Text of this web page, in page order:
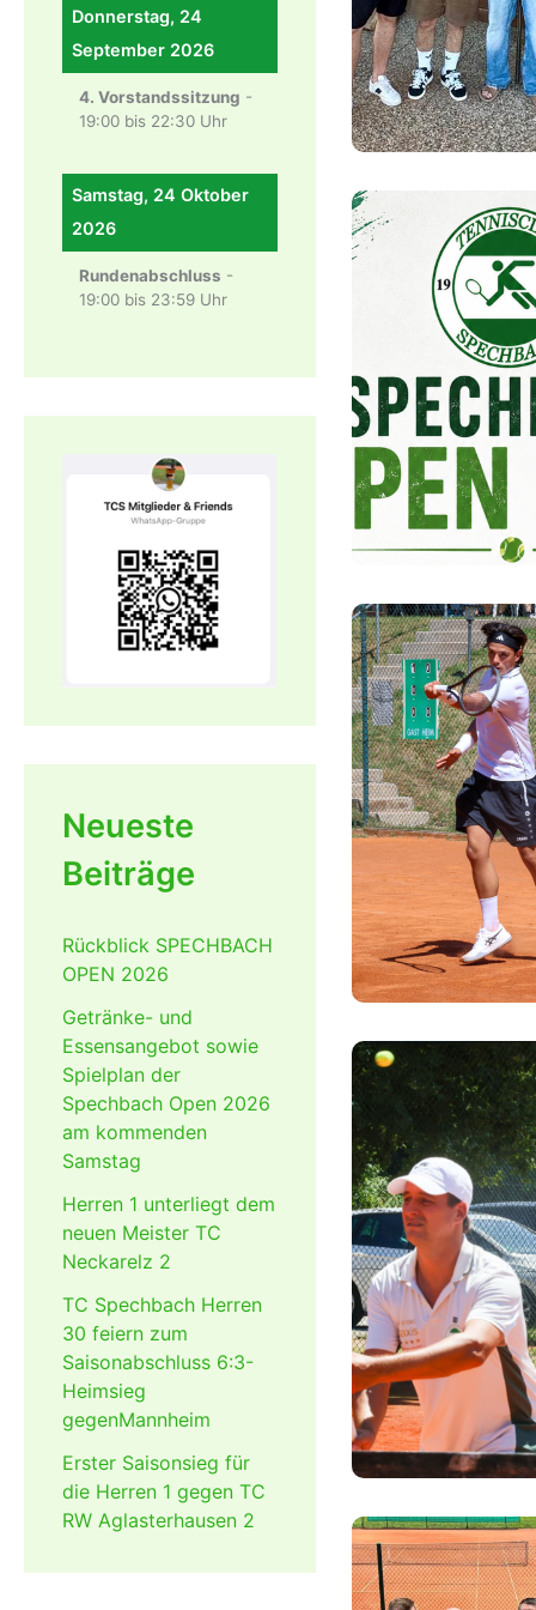
Donnerstag, 24
September 2026
4. Vorstandssitzung -
19:00 bis 22:30 Uhr
Samstag, 24 Oktober
2026
Rundenabschluss -
19:00 bis 23:59 Uhr
Neueste
Beiträge
Rückblick SPECHBACH
OPEN 2026
Getränke- und
Essensangebot sowie
Spielplan der
Spechbach Open 2026
am kommenden
Samstag
Herren 1 unterliegt dem
neuen Meister TC
Neckarelz 2
TC Spechbach Herren
30 feiern zum
Saisonabschluss 6:3-
Heimsieg
gegenMannheim
Erster Saisonsieg für
die Herren 1 gegen TC
RW Aglasterhausen 2